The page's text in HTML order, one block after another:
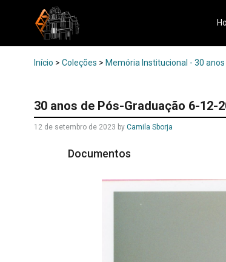
Início > Coleções > Memória Institucional - 30
30 anos de Pós-Graduação 6-12-
12 de setembro de 2023 by Camila Sborja
Documentos